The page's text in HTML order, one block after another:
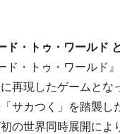
ド・トゥ・ワールド
ド・トゥ・ワールド
再現したゲームと
サカつく」を踏襲
の世界同時展開に